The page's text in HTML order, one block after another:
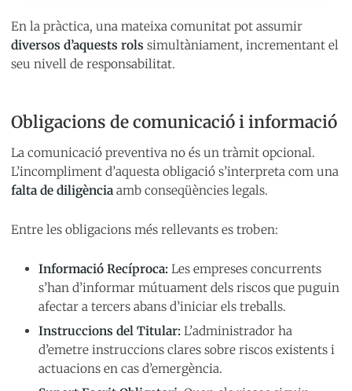
En la pràctica, una mateixa comunitat pot assumir
diversos d’aquests rols simultàniament, incrementant el
seu nivell de responsabilitat.
Obligacions de comunicació i informació
La comunicació preventiva no és un tràmit opcional.
L’incompliment d’aquesta obligació s’interpreta com una
falta de diligència amb conseqüències legals.
Entre les obligacions més rellevants es troben:
Informació Recíproca: Les empreses concurrents
s’han d’informar mútuament dels riscos que puguin
afectar a tercers abans d’iniciar els treballs.
Instruccions del Titular: L’administrador ha
d’emetre instruccions clares sobre riscos existents i
actuacions en cas d’emergència.